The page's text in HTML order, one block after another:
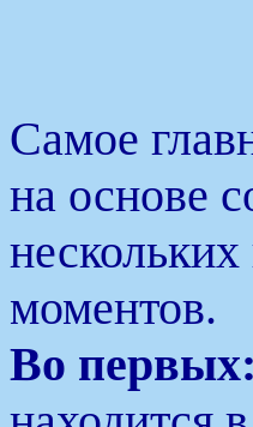
Самое
на основе
моментов.
Во первых: